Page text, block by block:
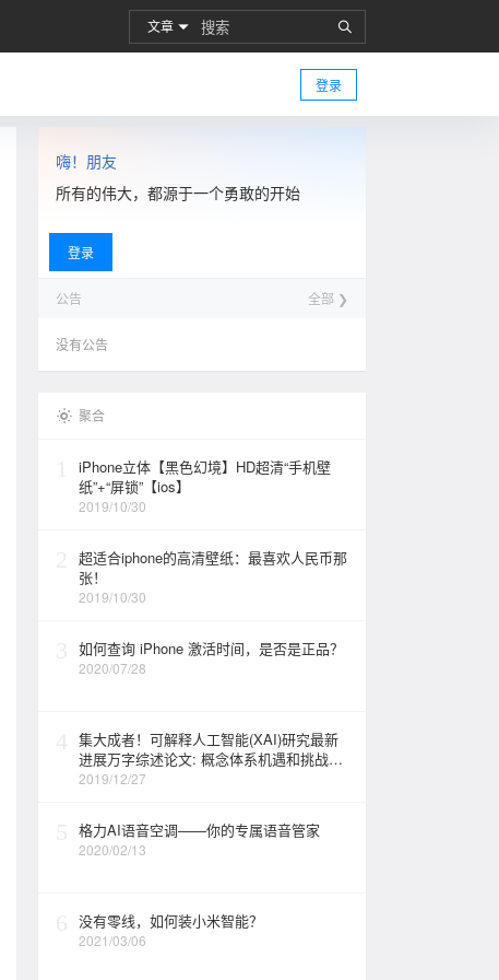
文章
登录
嗨！朋友
所有的伟大，都源于一个勇敢的开始
登录
公告 全部 ❯
没有公告
聚合
iPhone立体【黑色幻境】HD超清“手机壁
纸”+“屏锁”【ios】
2019/10/30
超适合iphone的高清壁纸：最喜欢人民币那
张！
2019/10/30
如何查询 iPhone 激活时间，是否是正品？
2020/07/28
集大成者！可解释人工智能(XAI)研究最新
进展万字综述论文: 概念体系机遇和挑战—
构建负责任的人工智能
2019/12/27
格力AI语音空调——你的专属语音管家
2020/02/13
没有零线，如何装小米智能？
2021/03/06